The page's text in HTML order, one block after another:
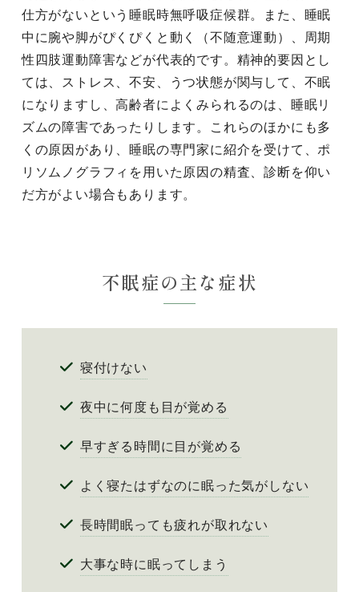
仕方がないという睡眠時無呼吸症候群。また、睡眠
中に腕や脚がぴくぴくと動く（不随意運動）、周期
性四肢運動障害などが代表的です。精神的要因とし
ては、ストレス、不安、うつ状態が関与して、不眠
になりますし、高齢者によくみられるのは、睡眠リ
ズムの障害であったりします。これらのほかにも多
くの原因があり、睡眠の専門家に紹介を受けて、ポ
リソムノグラフィを用いた原因の精査、診断を仰い
だ方がよい場合もあります。
不眠症の主な症状
寝付けない
夜中に何度も目が覚める
早すぎる時間に目が覚める
よく寝たはずなのに眠った気がしない
長時間眠っても疲れが取れない
大事な時に眠ってしまう